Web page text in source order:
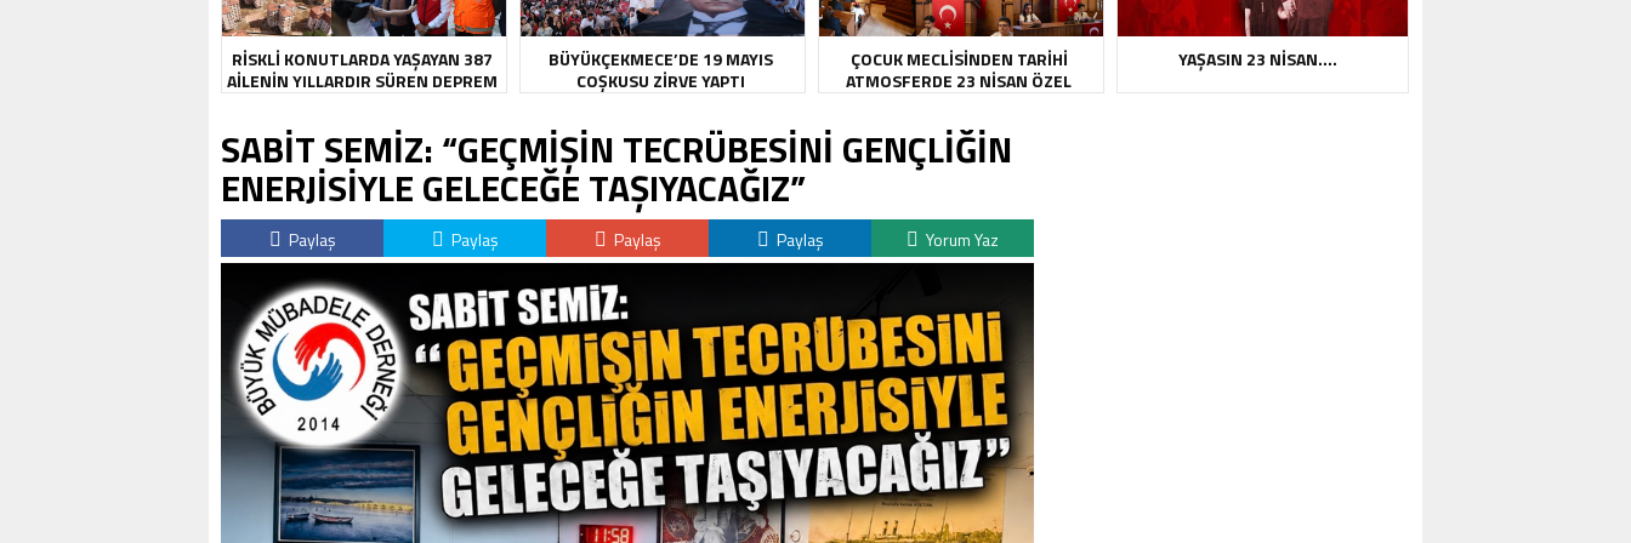
RİSKLİ KONUTLARDA YAŞAYAN 387
AİLENİN YILLARDIR SÜREN DEPREM
BÜYÜKÇEKMECE’DE 19 MAYIS
COŞKUSU ZİRVE YAPTI
ÇOCUK MECLİSİNDEN TARİHİ
ATMOSFERDE 23 NİSAN ÖZEL
YAŞASIN 23 NİSAN….
SABİT SEMİZ: “GEÇMİŞİN TECRÜBESİNİ GENÇLİĞİN
ENERJİSİYLE GELECEĞE TAŞIYACAĞIZ”
Paylaş Paylaş Paylaş Paylaş Yorum Yaz